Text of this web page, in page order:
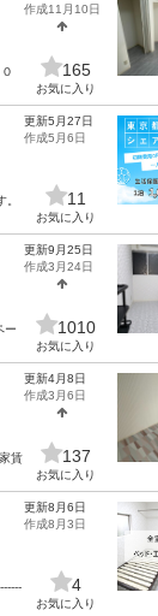
作成11月10日
165
お気に入り
更新5月27日
作成5月6日
11
お気に入り
ー
更新9月25日
作成3月24日
1010
お気に入り
賃
更新4月8日
作成3月6日
137
お気に入り
更新8月6日
作成8月3日
4
お気に入り